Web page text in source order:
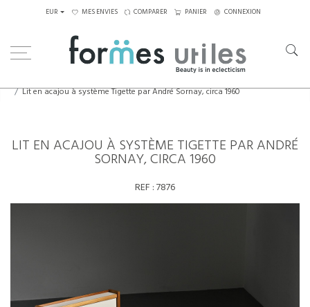
EUR MES ENVIES COMPARER PANIER CONNEXION
Lit en acajou à système Tigette par André Sornay, circa 1960
LIT EN ACAJOU À SYSTÈME TIGETTE PAR ANDRÉ
SORNAY, CIRCA 1960
REF :7876